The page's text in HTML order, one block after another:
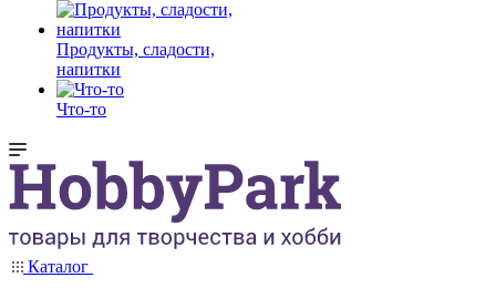
Продукты, сладости,
напитки
Что-то
Каталог